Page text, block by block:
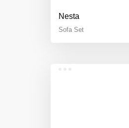
Nesta
Sofa Set